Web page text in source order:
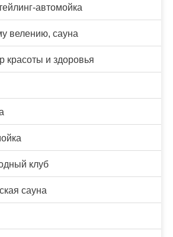
автомойка
велению, сауна
красоты и здоровья
клуб
сауна